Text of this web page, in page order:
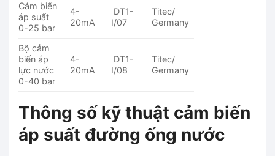
Cảm biến
áp suất
0-25 bar
4-
20mA
DT1-
I/07
Titec/
Germany
Bộ cảm
biến áp
lực nước
0-40 bar
4-
20mA
DT1-
I/08
Titec/
Germany
Thông số kỹ thuật cảm biến
áp suất đường ống nước